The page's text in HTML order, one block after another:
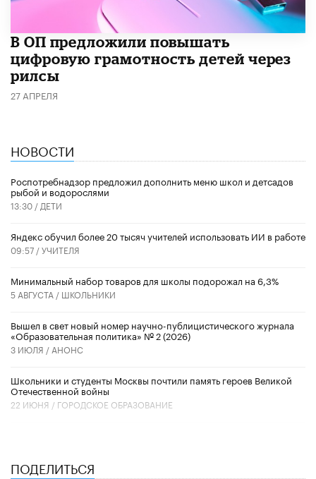
В ОП предложили повышать
цифровую грамотность детей через
рилсы
27 АПРЕЛЯ
НОВОСТИ
Роспотребнадзор предложил дополнить меню школ и детсадов
рыбой и водорослями
13:30 / ДЕТИ
​Яндекс обучил более 20 тысяч учителей использовать ИИ в работе
09:57 /УЧИТЕЛЯ
Минимальный набор товаров для школы подорожал на 6,3%
5 АВГУСТА / ШКОЛЬНИКИ
Вышел в свет новый номер научно-публицистического журнала
«Образовательная политика» № 2 (2026)
3 ИЮЛЯ / АНОНС
Школьники и студенты Москвы почтили память героев Великой
Отечественной войны
22 ИЮНЯ / ГОРОДСКОЕ ОБРАЗОВАНИЕ
ПОДЕЛИТЬСЯ